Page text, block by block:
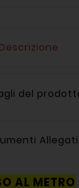
Descrizione
del
Allegati
AL METRO